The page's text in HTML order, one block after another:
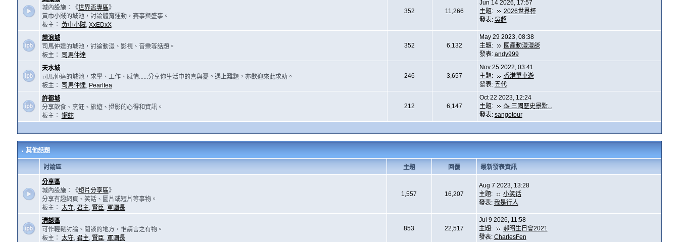
城內設施：《世界盃專區》
黃巾小賊的城池，討論體育運動，賽事與盛事。
板主： 黃巾小賊, XxEDxX
352 11,266
Jun 14 2026, 17:57
主題:
2026世界杯
發表: 吳超
樂浪城
司馬仲達的城池，討論動漫、影視、音樂等話題。
板主：
司馬仲達
352 6,132
May 29 2023, 08:38
主題:
國產動漫漫談
發表: andy999
天水城
司馬仲達的城池，求學、工作、感情......分享你生活中的喜與憂。遇上難題，亦歡迎來此求助。
板主：
司馬仲達, Pearltea
246 3,657
Nov 25 2022, 03:41
主題:
香港單車遊
發表: 五代
許都城
分享飲食、烹飪、旅遊、攝影的心得和資訊。
板主： 懶蛇
212 6,147
Oct 22 2023, 12:24
主題:
🥳 三國歷史景點...
發表: sangotour
其他話題
討論區 主題 回覆 最新發表資訊
分享區
城內設施：《短片分享區》
分享有趣網頁、笑話、圖片或短片等事物。
板主： 太守, 君主, 賢臣, 軍團長
1,557 16,207
Aug 7 2023, 13:28
主題:
小笑话
發表: 我是行人
清談區
可作輕鬆討論、閒談的地方，惟請言之有物。
板主： 太守, 君主, 賢臣, 軍團長
853 22,517
Jul 9 2026, 11:58
主題:
郝昭生日會2021
發表: CharlesFen